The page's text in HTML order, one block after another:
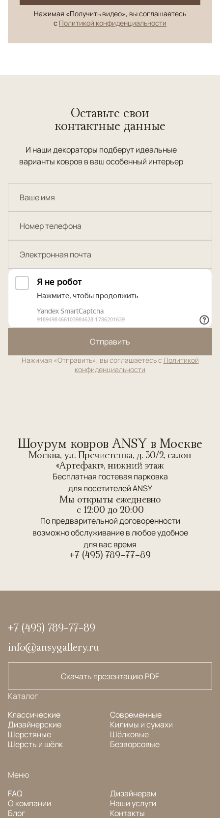
Нажимая «Получить видео», вы соглашаетесь
с Политикой конфиденциальности
Оставьте свои
контактные данные
И наши декораторы подберут идеальные
варианты ковров в ваш особенный интерьер
Отправить
Нажимая «Отправить», вы соглашаетесь с Политикой
конфиденциальности
Шоурум ковров ANSY в Москве
Москва, ул. Пречистенка, д. 30/2, салон
«Артефакт», нижний этаж
Бесплатная гостевая парковка
для посетителей ANSY
Мы открыты ежедневно
c 12:00 до 20:00
По предварительной договоренности
возможно обслуживание в любое удобное
для вас время
+7 (495) 789-77-89
+7 (495) 789-77-89
info@ansygallery.ru
Скачать презентацию PDF
Каталог
Классические
Дизайнерские
Шерстяные
Шерсть и шёлк
Современные
Килимы и сумахи
Шёлковые
Безворсовые
Меню
FAQ
О компании
Блог
Дизайнерам
Наши услуги
Контакты